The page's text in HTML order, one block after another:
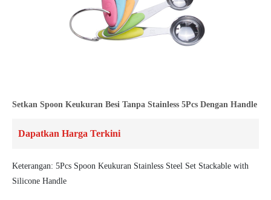
Setkan Spoon Keukuran Besi Tanpa Stainless 5Pcs Dengan Handle
Dapatkan Harga Terkini
Keterangan: 5Pcs Spoon Keukuran Stainless Steel Set Stackable with
Silicone Handle